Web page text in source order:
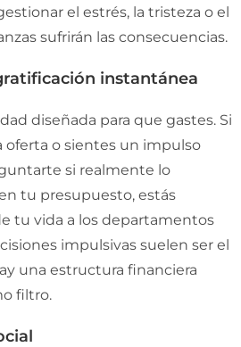
el estrés, la tristeza o el
sufrirán las consecuencias.
instantánea
diseñada para que gastes. Si
oferta o sientes un impulso
si realmente lo
tu presupuesto, estás
tu vida a los departamentos
impulsivas suelen ser el
una estructura financiera
filtro.